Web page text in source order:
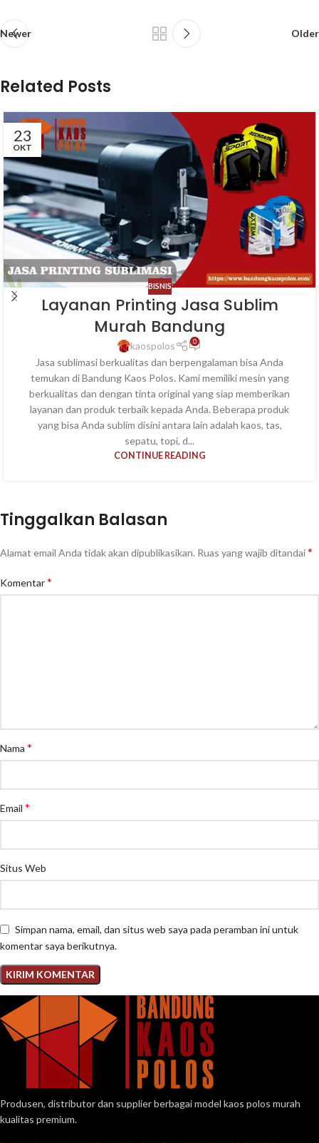
Newer Older
Related Posts
23
OKT
BISNIS
Layanan Printing Jasa Sublim
Murah Bandung
kaospolos 0
Jasa sublimasi berkualitas dan berpengalaman bisa Anda
temukan di Bandung Kaos Polos. Kami memiliki mesin yang
berkualitas dan dengan tinta original yang siap memberikan
layanan dan produk terbaik kepada Anda. Beberapa produk
yang bisa Anda sublim disini antara lain adalah kaos, tas,
sepatu, topi, d...
CONTINUE READING
Tinggalkan Balasan
Alamat email Anda tidak akan dipublikasikan. Ruas yang wajib ditandai*
Komentar*
Nama *
Email *
Situs Web
Simpan nama, email, dan situs web saya pada peramban ini untuk
komentar saya berikutnya.
Produsen, distributor dan supplier berbagai model kaos polos murah
kualitas premium.